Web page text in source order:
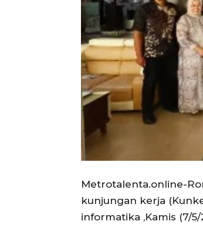
Metrotalenta.online-
kunjungan kerja
informatika ,Kamis (7/5/